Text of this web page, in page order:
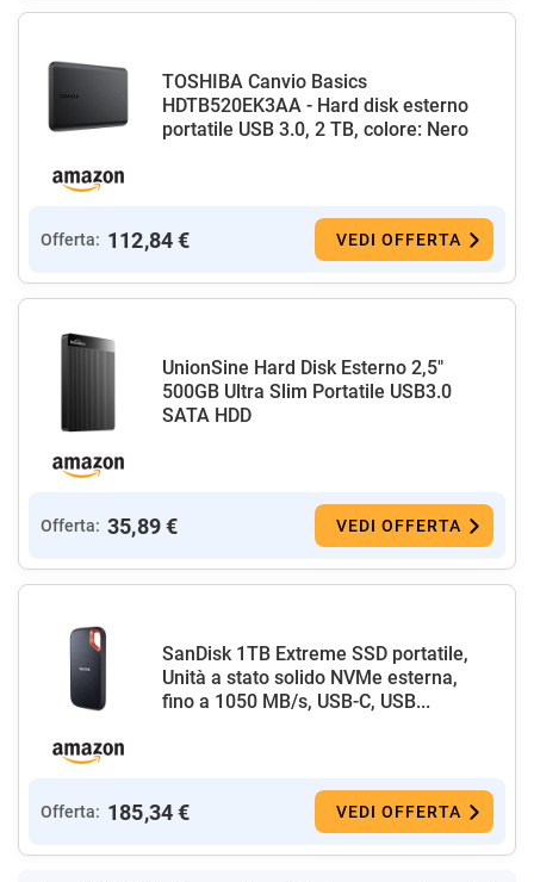
TOSHIBA Canvio Basics
HDTB520EK3AA - Hard disk esterno
portatile USB 3.0, 2 TB, colore: Nero
Offerta: 112,84 € VEDI OFFERTA
UnionSine Hard Disk Esterno 2,5"
500GB Ultra Slim Portatile USB3.0
SATA HDD
Offerta: 35,89 € VEDI OFFERTA
SanDisk 1TB Extreme SSD portatile,
Unità a stato solido NVMe esterna,
fino a 1050 MB/s, USB-C, USB...
Offerta: 185,34 € VEDI OFFERTA